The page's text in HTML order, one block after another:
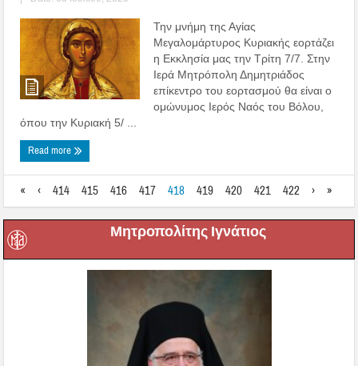
Την μνήμη της Αγίας
Μεγαλομάρτυρος Κυριακής εορτάζει
η Εκκλησία μας την Τρίτη 7/7. Στην
Ιερά Μητρόπολη Δημητριάδος
επίκεντρο του εορτασμού θα είναι ο
ομώνυμος Ιερός Ναός του Βόλου,
όπου την Κυριακή 5/ ...
Read more
« ‹ 414 415 416 417 418 419 420 421 422 › »
Μητροπολίτης Ιγνάτιος